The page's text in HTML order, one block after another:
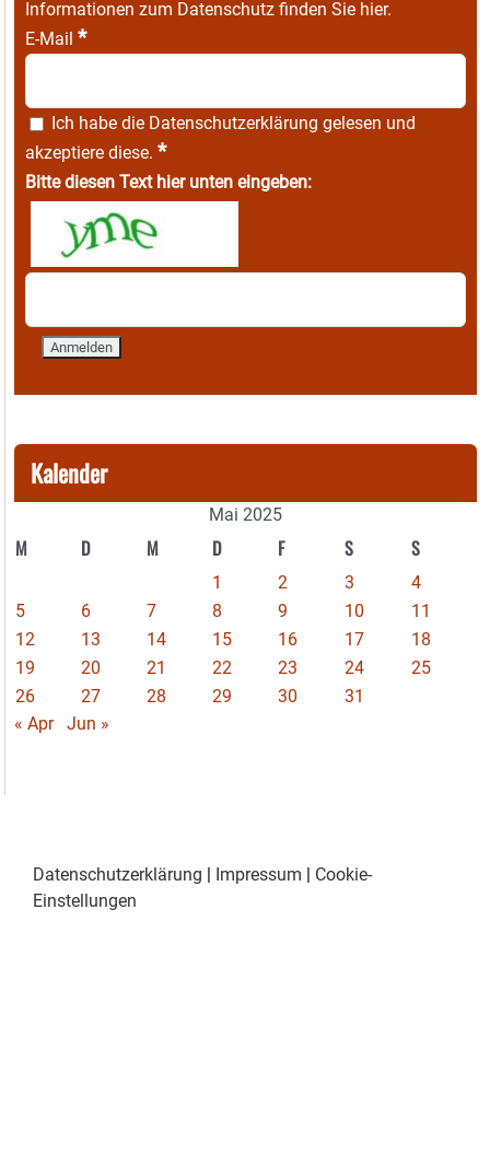
Informationen zum Datenschutz finden Sie hier.
E-Mail *
Ich habe die Datenschutzerklärung gelesen und
akzeptiere diese. *
Bitte diesen Text hier unten eingeben:
Kalender
Mai 2025
M D M D F S S
1 2 3
4
5
6 7 8 9 10
11
12
13 14 15 16 17
18
19
20 21 22 23 24
25
26
27 28 29 30
31
« Apr
Jun »
Datenschutzerklärung | Impressum | Cookie-
Einstellungen